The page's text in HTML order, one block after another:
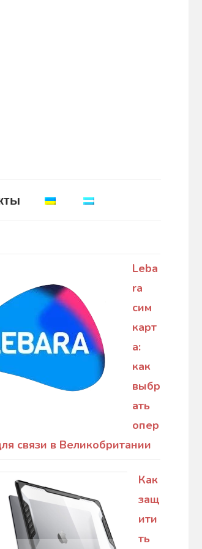
Leba
ra
сим
карт
а:
как
выбр
ать
опер
связи в Великобритании
Как
защ
ити
ть